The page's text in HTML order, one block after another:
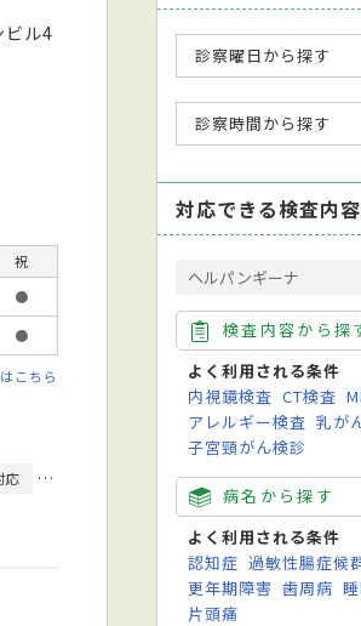
ル4
祝
●
●
こちら
応 人間ドック対応 日本内科学会総合内科専門
原検出キット ホルター心電図検査 レントゲ
診察曜日から探す
診察時間から探す
対応できる検査内
ヘルパンギーナ
検査内容から探
よく利用される条件
内視鏡検査 CT検査
アレルギー検査 乳が
子宮頸がん検診
病名から探す
よく利用される条件
認知症 過敏性腸症候
更年期障害 歯周病
片頭痛